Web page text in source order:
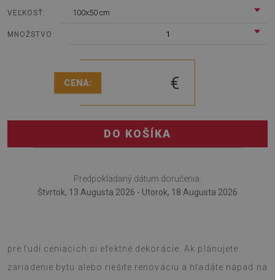
VEĽKOSŤ: 100x50 cm
MNOŽSTVO: 1
CENA: €
DO KOŠÍKA
Predpokladaný dátum doručenia:
Štvrtok, 13 Augusta 2026 - Utorok, 18 Augusta 2026
pre ľudí ceniacich si efektné dekorácie. Ak plánujete
zariadenie bytu alebo riešite renováciu a hľadáte nápad na